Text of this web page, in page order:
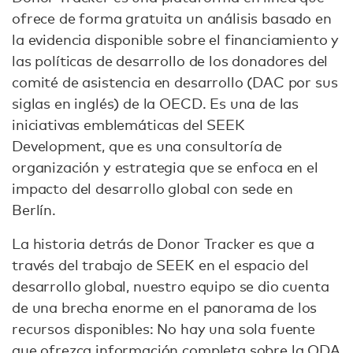
ofrece de forma gratuita un análisis basado en
la evidencia disponible sobre el financiamiento y
las políticas de desarrollo de los donadores del
comité de asistencia en desarrollo (DAC por sus
siglas en inglés) de la OECD. Es una de las
iniciativas emblemáticas del SEEK
Development, que es una consultoría de
organización y estrategia que se enfoca en el
impacto del desarrollo global con sede en
Berlín.
La historia detrás de Donor Tracker es que a
través del trabajo de SEEK en el espacio del
desarrollo global, nuestro equipo se dio cuenta
de una brecha enorme en el panorama de los
recursos disponibles: No hay una sola fuente